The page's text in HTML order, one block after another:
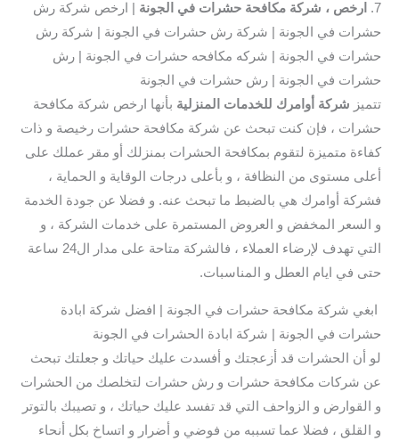
7. ارخص ، شركة مكافحة حشرات في الجونة | ارخص شركة رش
حشرات في الجونة | شركة رش حشرات في الجونة | شركة رش
حشرات في الجونة | شركه مكافحه حشرات في الجونة | رش
حشرات في الجونة | رش حشرات في الجونة
تتميز شركة أوامرك للخدمات المنزلية بأنها ارخص شركة مكافحة
حشرات ، فإن كنت تبحث عن شركة مكافحة حشرات رخيصة و ذات
كفاءة متميزة لتقوم بمكافحة الحشرات بمنزلك أو مقر عملك على
أعلى مستوى من النظافة ، و بأعلى درجات الوقاية و الحماية ،
فشركة أوامرك هي بالضبط ما تبحث عنه. و فضلا عن جودة الخدمة
و السعر المخفض و العروض المستمرة على خدمات الشركة ، و
التي تهدف لإرضاء العملاء ، فالشركة متاحة على مدار ال24 ساعة
حتى في ايام العطل و المناسبات.
ابغي شركة مكافحة حشرات في الجونة | افضل شركة ابادة
حشرات في الجونة | شركة ابادة الحشرات في الجونة
لو أن الحشرات قد أزعجتك و أفسدت عليك حياتك و جعلتك تبحث
عن شركات مكافحة حشرات و رش حشرات لتخلصك من الحشرات
و القوارض و الزواحف التي قد تفسد عليك حياتك ، و تصيبك بالتوتر
و القلق ، فضلا عما تسببه من فوضي و أضرار و اتساخ بكل أنحاء